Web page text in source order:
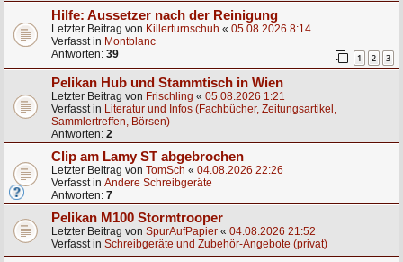
Hilfe: Aussetzer nach der Reinigung
Letzter Beitrag von Killerturnschuh « 05.08.2026 8:14
Verfasst in Montblanc
Antworten: 39 1 2 3
Pelikan Hub und Stammtisch in Wien
Letzter Beitrag von Frischling « 05.08.2026 1:21
Verfasst in Literatur und Infos (Fachbücher, Zeitungsartikel,
Sammlertreffen, Börsen)
Antworten: 2
Clip am Lamy ST abgebrochen
Letzter Beitrag von TomSch « 04.08.2026 22:26
Verfasst in Andere Schreibgeräte
Antworten: 7
Pelikan M100 Stormtrooper
Letzter Beitrag von SpurAufPapier « 04.08.2026 21:52
Verfasst in Schreibgeräte und Zubehör-Angebote (privat)